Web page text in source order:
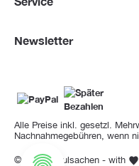
Newsletter
© 2026 Schulsachen - with
Alle Preise inkl. gesetzl.
Nachnahmegebühren, wenn